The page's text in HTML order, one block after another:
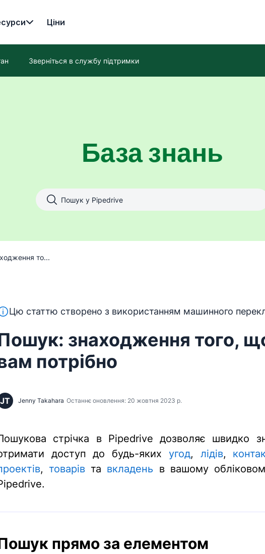
Ціни
Зверніться в службу підтримки
База знань
то...
текст перекладено з англійської мови за допомогою
Цю статтю створено з використанням машинного
знаходження того,
потрібно
JT Jenny Takahara Останнє оновлення: 20 жовтня 2023 р.
стрічка в Pipedrive дозволяє швидко
доступ до будь-яких угод, лідів,
, товарів та вкладень в вашому
прямо за елементом